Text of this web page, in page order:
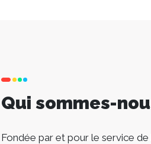
Qui sommes-
Fondée par et pour le service